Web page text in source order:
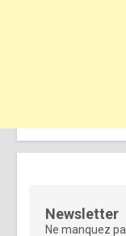
Newsletter
Ne manquez